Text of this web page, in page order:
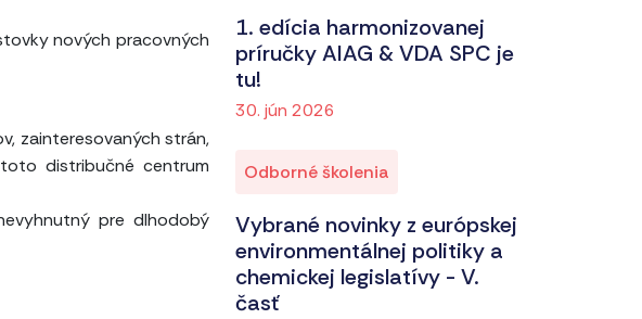
nových pracovných
zainteresovaných strán,
distribučné centrum
pre dlhodobý
1. edícia harmonizovanej
príručky AIAG & VDA SPC je
tu!
30. jún 2026
Odborné školenia
Vybrané novinky z európskej
environmentálnej politiky a
chemickej legislatívy - V.
časť